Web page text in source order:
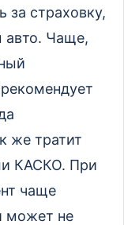
за страховку,
авто. Чаще,
же тратит
КАСКО. При
чаще
может не